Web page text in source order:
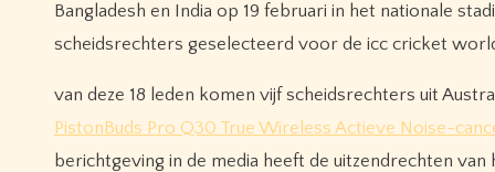
Bangladesh en India op 19 februari in het nationale
scheidsrechters geselecteerd voor de icc cricket
van deze 18 leden komen vijf scheidsrechters uit
PistonBuds Pro Q30 True Wireless Actieve Noise-
berichtgeving in de media heeft de uitzendrechten